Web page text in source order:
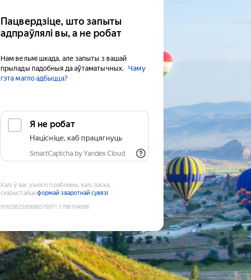
Пацвердзіце, што запыты
адпраўлялі вы, а не робат
Нам вельмі шкада, але запыты з вашай
прылады падобныя да аўтаматычных.
Чаму
гэта магло адбыцца?
Я не робат
Націсніце, каб працягнуць
SmartCaptcha by Yandex Cloud
Калі ў вас узніклі праблемы, калі ласка,
скарыстайцеформай зваротнай сувязі
9182952593688375971 :1786104098